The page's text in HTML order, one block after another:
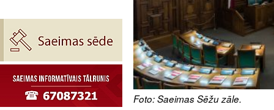
Foto: Saeimas Sēžu zāle.